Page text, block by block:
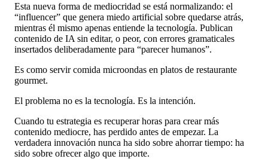
Esta nueva forma de mediocridad se está normalizando: el
“influencer” que genera miedo artificial sobre quedarse atrás,
mientras él mismo apenas entiende la tecnología. Publican
contenido de IA sin editar, o peor, con errores gramaticales
insertados deliberadamente para “parecer humanos”.
Es como servir comida microondas en platos de restaurante
gourmet.
El problema no es la tecnología. Es la intención.
Cuando tu estrategia es recuperar horas para crear más
contenido mediocre, has perdido antes de empezar. La
verdadera innovación nunca ha sido sobre ahorrar tiempo: ha
sido sobre ofrecer algo que importe.